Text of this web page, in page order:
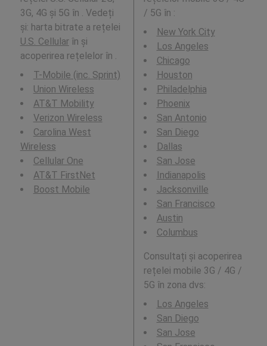
3G, 4G și 5G în . Vedeți
și: harta bitrate a rețelei
U.S. Cellularîn și
acoperirea rețelelor în .
T-Mobile (inc. Sprint)
Union Wireless
AT&T Mobility
Verizon Wireless
Carolina West
Wireless
Cellular One
AT&T FirstNet
Boost Mobile
/ 5G în :
New York City
Los Angeles
Chicago
Houston
Philadelphia
Phoenix
San Antonio
San Diego
Dallas
San Jose
Indianapolis
Jacksonville
San Francisco
Austin
Columbus
Consultați și acoperirea
rețelei mobile 3G / 4G /
5G în zona dvs:
Los Angeles
San Diego
San Jose